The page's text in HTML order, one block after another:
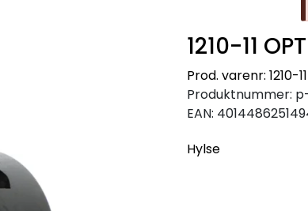
1210-11 OPT
Prod. varenr: 1210-11
Produktnummer:
EAN:
Hylse